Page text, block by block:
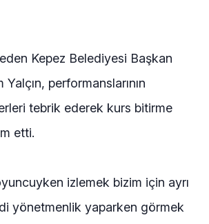
Kepez Belediyesi Başkan
Yalçın, performanslarının
tebrik ederek kurs bitirme
etti.
izlemek bizim için ayrı
yönetmenlik yaparken görmek